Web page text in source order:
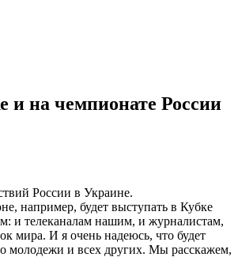
и на чемпионате России
России в Украине.
например, будет выступать в Кубке
и телеканалам нашим, и журналистам,
мира. И я очень надеюсь, что будет
молодежи и всех других. Мы расскажем,